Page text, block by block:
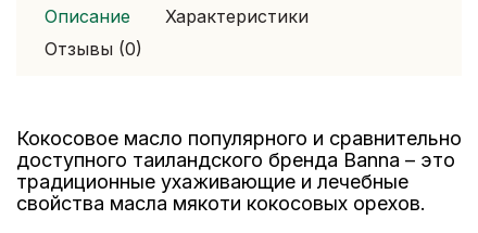
Описание
Характеристики
Отзывы (0)
Кокосовое масло популярного и сравнительно
доступного таиландского бренда Banna – это
традиционные ухаживающие и лечебные
свойства масла мякоти кокосовых орехов.